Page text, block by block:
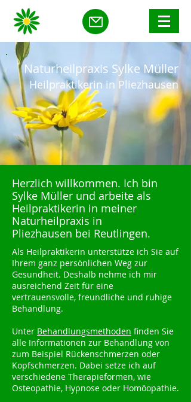
Naturheilpraxis Sylke Müller
Heilpraktikerin in Pliezhausen
Herzlich willkommen. Ich bin
Sylke Müller und arbeite als
Heilpraktikerin in meiner
Naturheilpraxis in
Pliezhausen bei Reutlingen.
Als Heilpraktikerin unterstütze ich Sie auf
Ihrem ganz persönlichen Weg zur
Gesundheit. Deshalb nehme ich mir
ausreichend Zeit für eine
vertrauensvolle, freundliche und ruhige
Behandlung.
Unter Behandlungsmethoden finden Sie
alle Informationen zur Behandlung von
zum Beispiel Rückenschmerzen oder
Kopfschmerzen. Dabei setze ich auf
verschiedene Therapieformen, wie
Osteopathie, Hypnose oder Homöopathie.